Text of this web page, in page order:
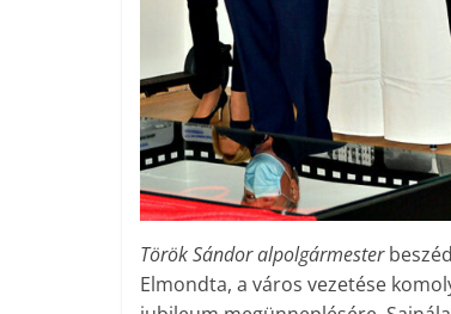
Török Sándor alpolgármester
Elmondta, a város vezetése